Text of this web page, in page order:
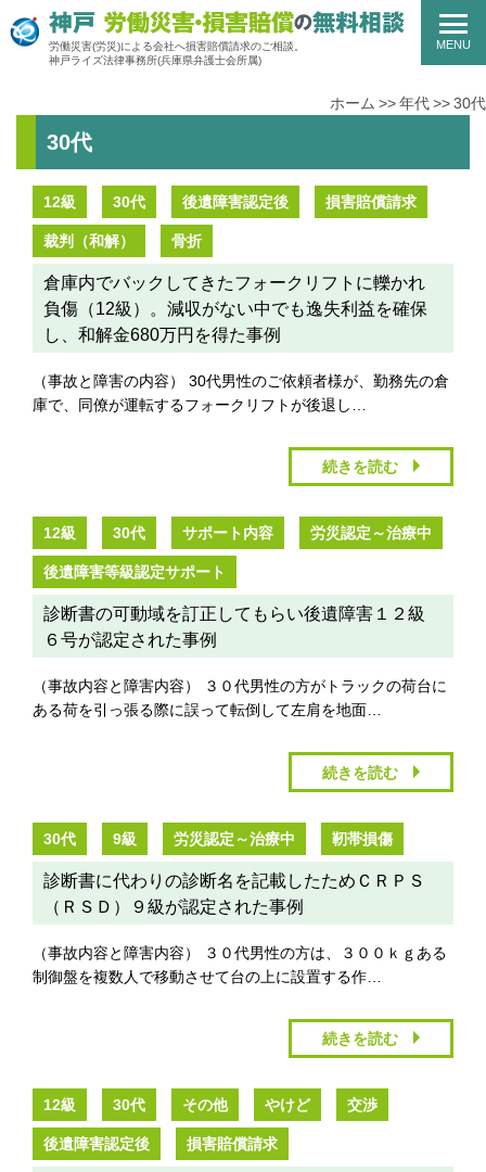
労働災害(労災)による会社へ損害賠償請求のご相談。
神戸ライズ法律事務所(兵庫県弁護士会所属)
MENU
ホーム 年代 30代
30代
12級 30代 後遺障害認定後 損害賠償請求
裁判（和解） 骨折
倉庫内でバックしてきたフォークリフトに轢かれ
負傷（12級）。減収がない中でも逸失利益を確保
し、和解金680万円を得た事例
（事故と障害の内容） 30代男性のご依頼者様が、勤務先の倉
庫で、同僚が運転するフォークリフトが後退し…
続きを読む
12級 30代 サポート内容 労災認定～治療中
後遺障害等級認定サポート
診断書の可動域を訂正してもらい後遺障害１２級
６号が認定された事例
（事故内容と障害内容） ３０代男性の方がトラックの荷台に
ある荷を引っ張る際に誤って転倒して左肩を地面…
続きを読む
30代 9級 労災認定～治療中 靭帯損傷
診断書に代わりの診断名を記載したためＣＲＰＳ
（ＲＳＤ）９級が認定された事例
（事故内容と障害内容） ３０代男性の方は、３００ｋｇある
制御盤を複数人で移動させて台の上に設置する作…
続きを読む
12級 30代 その他 やけど 交渉
後遺障害認定後 損害賠償請求